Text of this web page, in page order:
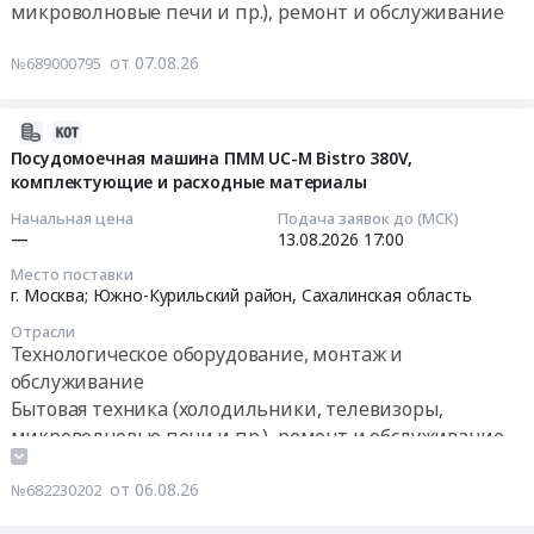
микроволновые печи и пр.), ремонт и обслуживание
№689000795 от 07.08.26
Посудомоечная машина ПММ UC-M Bistro 380V,
комплектующие и расходные материалы
Начальная цена
—
Подача заявок до (МСК)
13.08.2026 17:00
Место поставки
г. Москва; Южно-Курильский район, Сахалинская область
Отрасли
Технологическое оборудование, монтаж и
обслуживание
Бытовая техника (холодильники, телевизоры,
микроволновые печи и пр.), ремонт и обслуживание
№682230202 от 06.08.26